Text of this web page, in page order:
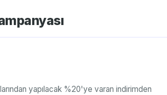
yapılacak %20'ye varan indirimden